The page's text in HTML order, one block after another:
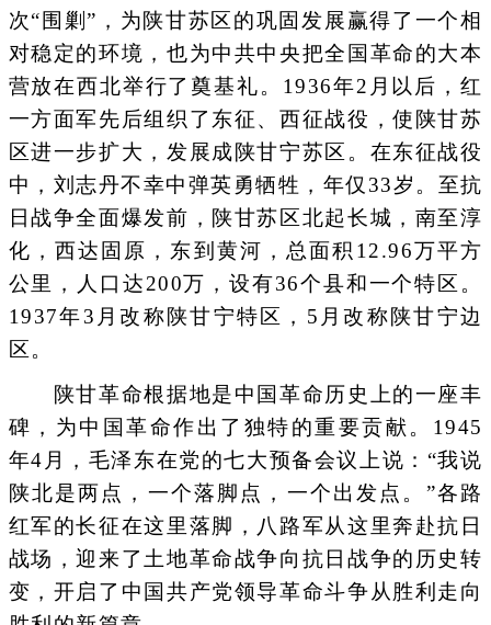
次“围剿”，为陕甘苏区的巩固发展赢得了一个相
对稳定的环境，也为中共中央把全国革命的大本
营放在西北举行了奠基礼。1936年2月以后，红
一方面军先后组织了东征、西征战役，使陕甘苏
区进一步扩大，发展成陕甘宁苏区。在东征战役
中，刘志丹不幸中弹英勇牺牲，年仅33岁。至抗
日战争全面爆发前，陕甘苏区北起长城，南至淳
化，西达固原，东到黄河，总面积12.96万平方
公里，人口达200万，设有36个县和一个特区。
1937年3月改称陕甘宁特区，5月改称陕甘宁边
区。
陕甘革命根据地是中国革命历史上的一座丰
碑，为中国革命作出了独特的重要贡献。1945
年4月，毛泽东在党的七大预备会议上说：“我说
陕北是两点，一个落脚点，一个出发点。”各路
红军的长征在这里落脚，八路军从这里奔赴抗日
战场，迎来了土地革命战争向抗日战争的历史转
变，开启了中国共产党领导革命斗争从胜利走向